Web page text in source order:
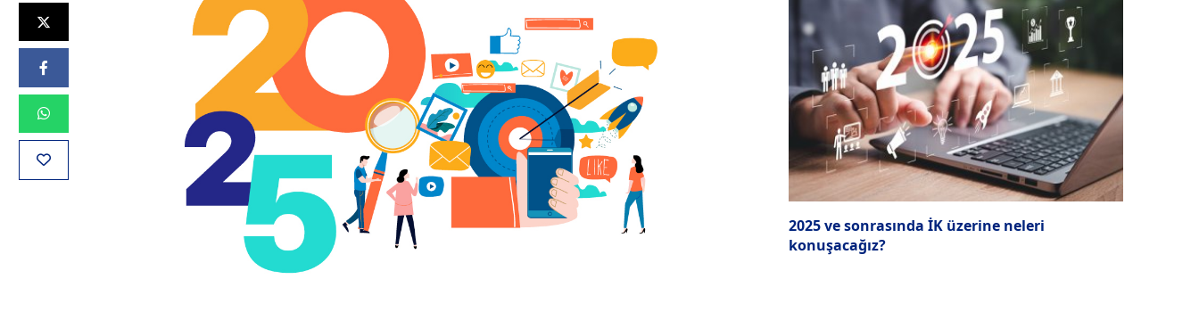
2025 ve sonrasında İK üzerine neleri
konuşacağız?